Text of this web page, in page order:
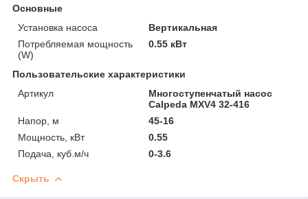
Основные
Установка насоса
Вертикальная
Потребляемая мощность
(W)
0.55 кВт
Пользовательские характеристики
Артикул
Многоступенчатый насос
Calpeda MXV4 32-416
Напор, м
45-16
Мощность, кВт
0.55
Подача, куб.м/ч
0-3.6
Скрыть